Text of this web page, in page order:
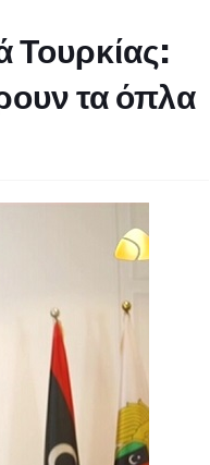
Τουρκίας:
τα όπλα